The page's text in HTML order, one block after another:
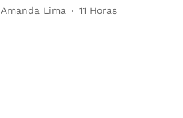
Amanda Lima 11 Horas